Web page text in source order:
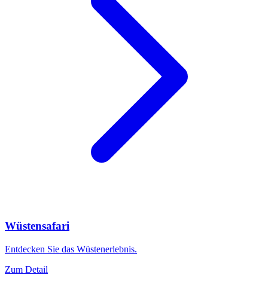
Wüstensafari
Entdecken Sie das Wüstenerlebnis.
Zum Detail